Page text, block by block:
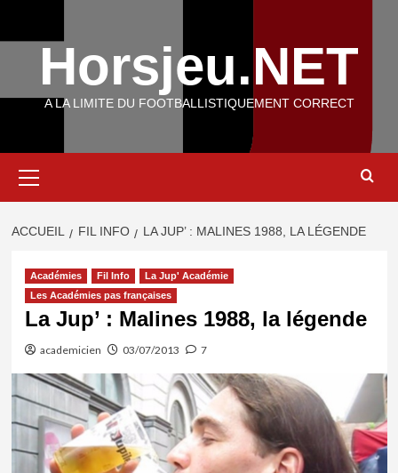
Horsjeu.NET
A LA LIMITE DU FOOTBALLISTIQUEMENT CORRECT
principal
ACCUEIL FIL INFO LA JUP’ : MALINES 1988, LA LÉGENDE
Académies Fil Info
La Jup' Académie
Les Académies pas françaises
La Jup’ : Malines 1988, la légende
academicien 03/07/2013 7